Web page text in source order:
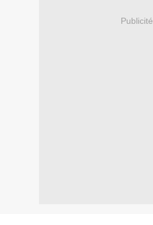
Publicité